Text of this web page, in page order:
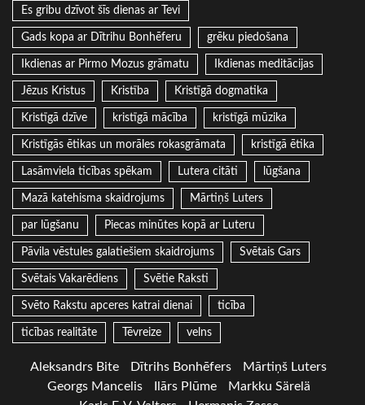
Es gribu dzīvot šīs dienas ar Tevi
Gads kopa ar Dītrihu Bonhēferu grēku piedošana
Ikdienas ar Pirmo Mozus grāmatu Ikdienas meditācijas
Jēzus Kristus Kristība Kristīgā dogmatika
Kristīgā dzīve kristīgā mācība kristīgā mūzika
Kristīgās ētikas un morāles rokasgrāmata kristīgā ētika
Lasāmviela ticības spēkam Lutera citāti lūgšana
Mazā katehisma skaidrojums Mārtiņš Luters
par lūgšanu Piecas minūtes kopā ar Luteru
Pāvila vēstules galatiešiem skaidrojums Svētais Gars
Svētais Vakarēdiens Svētie Raksti
Svēto Rakstu apceres katrai dienai ticība
ticības realitāte Tēvreize velns
Aleksandrs Bite Dītrihs Bonhēfers
Mārtiņš Luters
Georgs Mancelis
Ilārs Plūme
Markku Särelä